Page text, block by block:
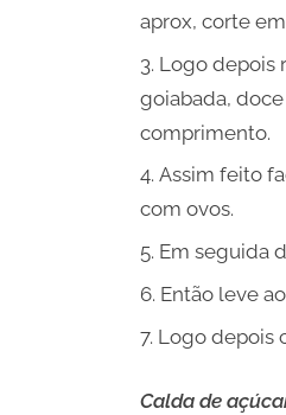
aprox, corte
Logo depois
goiabada,
comprimento.
Assim feito
com ovos.
Em seguida
Então leve
Logo depois
Calda de